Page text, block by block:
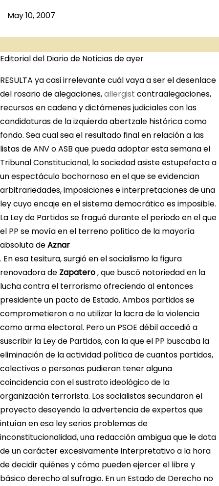
May 10, 2007
Editorial del Diario de Noticias de ayer
RESULTA ya casi irrelevante cuál vaya a ser el desenlace
del rosario de alegaciones,allergist contraalegaciones,
recursos en cadena y dictámenes judiciales con las
candidaturas de la izquierda abertzale histórica como
fondo. Sea cual sea el resultado final en relación a las
listas de ANV o ASB que pueda adoptar esta semana el
Tribunal Constitucional, la sociedad asiste estupefacta a
un espectáculo bochornoso en el que se evidencian
arbitrariedades, imposiciones e interpretaciones de una
ley cuyo encaje en el sistema democrático es imposible.
La Ley de Partidos se fraguó durante el periodo en el que
el PP se movía en el terreno político de la mayoría
absoluta deAznar
. En esa tesitura, surgió en el socialismo la figura
renovadora de Zapatero, que buscó notoriedad en la
lucha contra el terrorismo ofreciendo al entonces
presidente un pacto de Estado. Ambos partidos se
comprometieron a no utilizar la lacra de la violencia
como arma electoral. Pero un PSOE débil accedió a
suscribir la Ley de Partidos, con la que el PP buscaba la
eliminación de la actividad política de cuantos partidos,
colectivos o personas pudieran tener alguna
coincidencia con el sustrato ideológico de la
organización terrorista. Los socialistas secundaron el
proyecto desoyendo la advertencia de expertos que
intuían en esa ley serios problemas de
inconstitucionalidad, una redacción ambigua que le dota
de un carácter excesivamente interpretativo a la hora
de decidir quiénes y cómo pueden ejercer el libre y
básico derecho al sufragio. En un Estado de Derecho no